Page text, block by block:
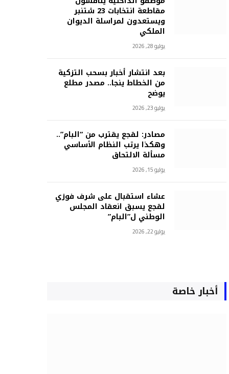
مقاطعة انتخابات 23 شتنبر
ويستعدون لمراسلة الديوان
الملكي
يوليو 28, 2026
بعد انتشار أخبار بسحب التزكية
من الخطاط ينجا.. مصدر مطلع
يوضح
يوليو 23, 2026
مصادر: لقجع يقترب من “البام”..
وهكذا يرتب النظام الأساسي
مسألة الالتحاق
يوليو 15, 2026
عشاء استقبال على شرف فوزي
لقجع يسبق انعقاد المجلس
الوطني ل”البام”
يوليو 22, 2026
أخبار خاصة